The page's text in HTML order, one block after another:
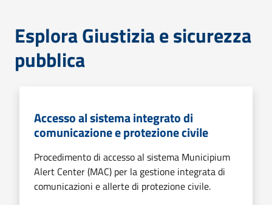
Esplora Giustizia e sicurezza
pubblica
Accesso al sistema integrato di
comunicazione e protezione civile
Procedimento di accesso al sistema Municipium
Alert Center (MAC) per la gestione integrata di
comunicazioni e allerte di protezione civile.